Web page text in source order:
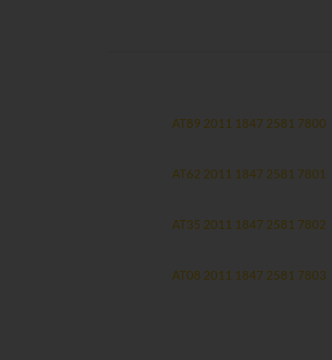
AT89 2011 1847 2581 7800
AT62 2011 1847 2581 7801
AT35 2011 1847 2581 7802
AT08 2011 1847 2581 7803